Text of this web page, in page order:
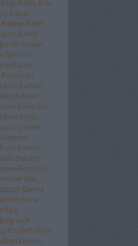
Bagó Bailey Bain
Bakos
Baldree Balen
Banda
Baráth Katalin
Barbara
Barker
Barnóczky
Bartsch
Batman
Baxter Bay
Bear Grylls
esetei
Belinda
Bellamy
Belvárosi
Elek
Benina
Frank
Berg
Berg Judit
Kris Beth Flynn
Bierce